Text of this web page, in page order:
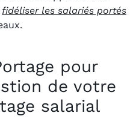
fidéliser les salariés portés
pour
de votre
salarial